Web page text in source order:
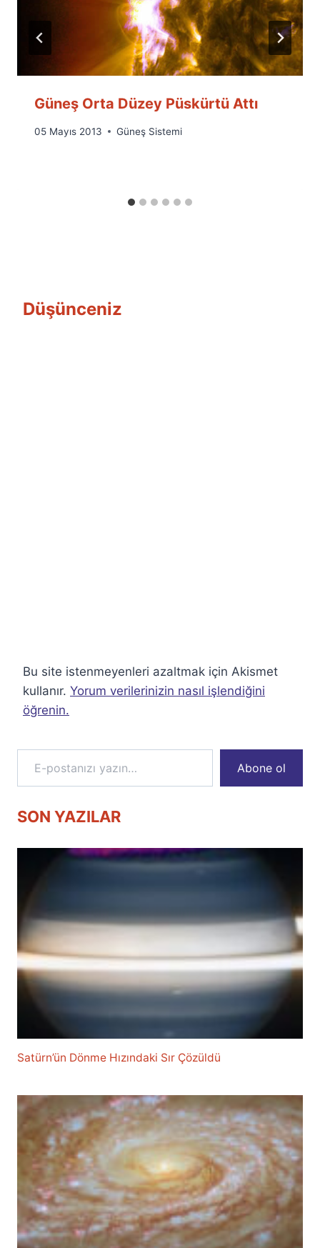
Güneş Orta Düzey Püskürtü Attı
By
05 Mayıs 2013 Güneş Sistemi
Düşünceniz
Bu site istenmeyenleri azaltmak için Akismet
kullanır. Yorum verilerinizin nasıl işlendiğini
öğrenin.
E-postanızı yazın…
Abone ol
SON YAZILAR
Satürn’ün Dönme Hızındaki Sır Çözüldü